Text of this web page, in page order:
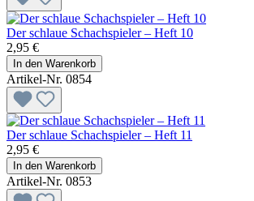
Der schlaue Schachspieler – Heft 10
2,95 €
In den Warenkorb
Artikel-Nr. 0854
Der schlaue Schachspieler – Heft 11
2,95 €
In den Warenkorb
Artikel-Nr. 0853